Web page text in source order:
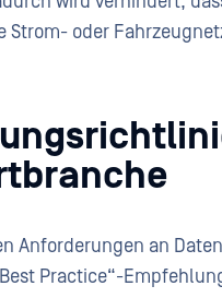
Strom- oder
Anforderungen an
Practice“-